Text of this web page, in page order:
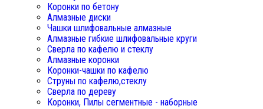
Коронки по бетону
Алмазные диски
Чашки шлифовальные алмазные
Алмазные гибкие шлифовальные круги
Сверла по кафелю и стеклу
Алмазные коронки
Коронки-чашки по кафелю
Струны по кафелю,стеклу
Сверла по дереву
Коронки, Пилы сегментные - наборные